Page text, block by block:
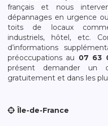
français et nous
dépannages en urgence
toits de locaux
industriels, hôtel, etc.
d’informations
préoccupations au 07 63
présent demander un
gratuitement et dans les
Île-de-France